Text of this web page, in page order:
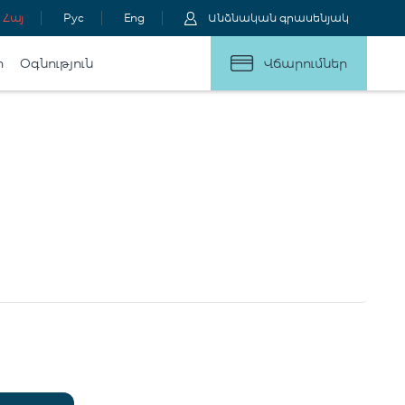
Հայ Рус Eng Անձնական գրասենյակ
Օգնություն Վճարումներ